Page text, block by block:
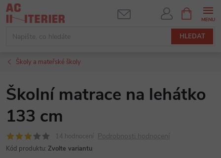
Přejít
na
HLEDAT
NÁKUPNÍ
KOŠÍK
Školy a mateřské školy
Školní matrace na lehátko
133 cm
14 hodnocení Podrobnosti hodnocení
Kód produktu: Zvolte variantu